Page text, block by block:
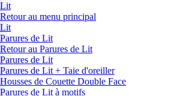
Lit
Retour au menu principal
Lit
Parures de Lit
Retour au Parures de Lit
Parures de Lit
Parures de Lit + Taie d'oreiller
Housses de Couette Double Face
Parures de Lit à motifs